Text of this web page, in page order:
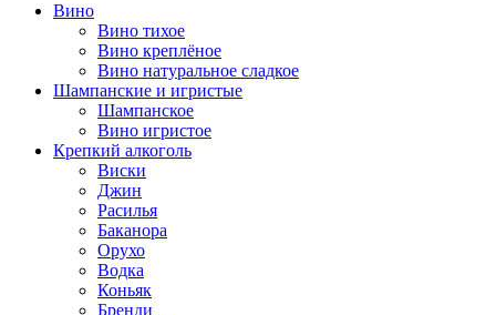
Вино
Вино тихое
Вино креплёное
Вино натуральное сладкое
Шампанские и игристые
Шампанское
Вино игристое
Крепкий алкоголь
Виски
Джин
Расилья
Баканора
Орухо
Водка
Коньяк
Бренди